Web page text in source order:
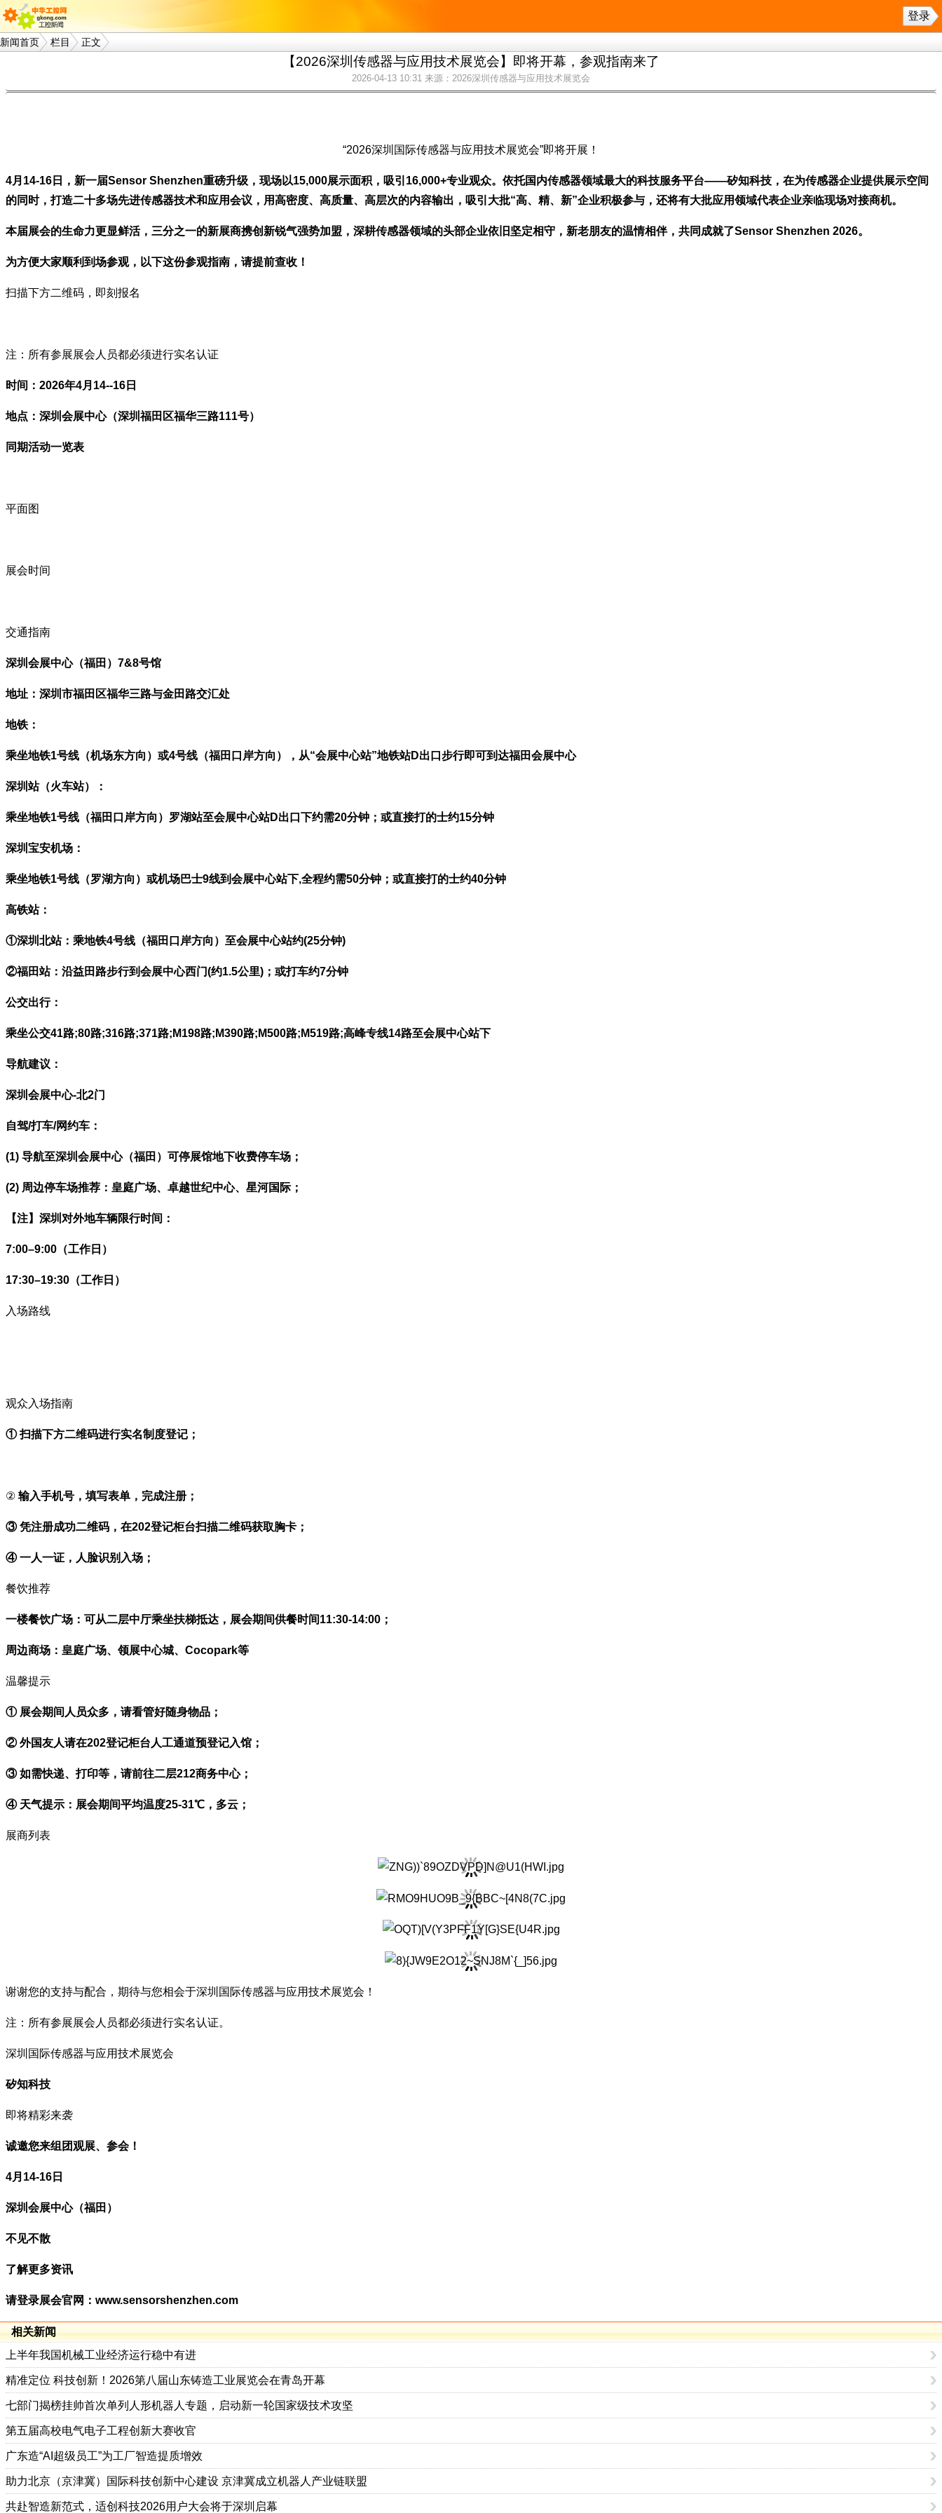
登录
新闻首页 栏目 正文
【2026深圳传感器与应用技术展览会】即将开幕，参观指南来了
2026-04-13 10:31 来源：2026深圳传感器与应用技术展览会
“2026深圳国际传感器与应用技术展览会”即将开展！
4月14-16日，新一届Sensor Shenzhen重磅升级，现场以15,000展示面积，吸引16,000+专业观众。依托国内传感器领域最大的科技服务平台——矽知科技，在为传感器企业提供展示空间
的同时，打造二十多场先进传感器技术和应用会议，用高密度、高质量、高层次的内容输出，吸引大批“高、精、新”企业积极参与，还将有大批应用领域代表企业亲临现场对接商机。
本届展会的生命力更显鲜活，三分之一的新展商携创新锐气强势加盟，深耕传感器领域的头部企业依旧坚定相守，新老朋友的温情相伴，共同成就了Sensor Shenzhen 2026。
为方便大家顺利到场参观，以下这份参观指南， 请提前查收！
扫描下方二维码，即刻报名
注：所有参展展会人员都必须进行实名认证
时间： 2026年4月14--16日
地点： 深圳会展中心（深圳福田区福华三路111号）
同期活动一览表
平面图
展会时间
交通指南
深圳会展中心（福田）7&8号馆
地址：深圳市福田区福华三路与金田路交汇处
地铁：
乘坐地铁1号线（机场东方向）或4号线（福田口岸方向），从“会展中心站”地铁站D出口步行即可到达福田会展中心
深圳站（火车站）：
乘坐地铁1号线（福田口岸方向）罗湖站至会展中心站D出口下约需20分钟；或直接打的士约15分钟
深圳宝安机场：
乘坐地铁1号线（罗湖方向）或机场巴士9线到会展中心站下,全程约需50分钟；或直接打的士约40分钟
高铁站：
①深圳北站：乘地铁4号线（福田口岸方向）至会展中心站约(25分钟)
②福田站：沿益田路步行到会展中心西门(约1.5公里)；或打车约7分钟
公交出行：
乘坐公交41路;80路;316路;371路;M198路;M390路;M500路;M519路;高峰专线14路至会展中心站下
导航建议：
深圳会展中心-北2门
自驾/打车/网约车：
(1) 导航至深圳会展中心（福田）可停展馆地下收费停车场；
(2) 周边停车场推荐：皇庭广场、卓越世纪中心、星河国际；
【注】深圳对外地车辆限行时间：
7:00–9:00（工作日）
17:30–19:30（工作日）
入场路线
观众入场指南
①扫描下方二维码进行实名制度登记；
② 输入手机号，填写表单，完成注册；
③凭注册成功二维码，在202登记柜台扫描二维码获取胸卡；
④一人一证，人脸识别入场；
餐饮推荐
一楼餐饮广场： 可从二层中厅乘坐扶梯抵达，展会期间供餐时间11:30-14:00；
周边商场： 皇庭广场、领展中心城、Cocopark等
温馨提示
① 展会期间人员众多，请看管好随身物品；
②外国友人请在202登记柜台人工通道预登记入馆；
③如需快递、打印等，请前往二层212商务中心；
④ 天气提示：展会期间平均温度25-31℃，多云；
展商列表
谢谢您的支持与配合，期待与您相会于深圳国际传感器与应用技术展览会！
注：所有参展展会人员都必须进行实名认证。
深圳国际传感器与应用技术展览会
矽知科技
即将精彩来袭
诚邀您来组团观展、参会！
4月14-16日
深圳会展中心（福田）
不见不散
了解更多资讯
请登录展会官网：www.sensorshenzhen.com
相关新闻
上半年我国机械工业经济运行稳中有进
精准定位 科技创新！2026第八届山东铸造工业展览会在青岛开幕
七部门揭榜挂帅首次单列人形机器人专题，启动新一轮国家级技术攻坚
第五届高校电气电子工程创新大赛收官
广东造“AI超级员工”为工厂智造提质增效
助力北京（京津冀）国际科技创新中心建设 京津冀成立机器人产业链联盟
共赴智造新范式，适创科技2026用户大会将于深圳启幕